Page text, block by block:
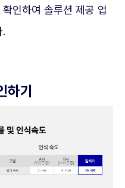
인하여 솔루션 제공 업
.
기